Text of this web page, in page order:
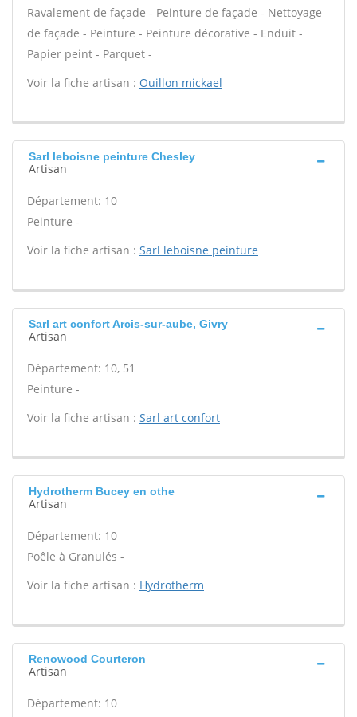
Ravalement de façade - Peinture de façade - Nettoyage
de façade - Peinture - Peinture décorative - Enduit -
Papier peint - Parquet -
Voir la fiche artisan : Ouillon mickael
Sarl leboisne peinture Chesley
Artisan
Département: 10
Peinture -
Voir la fiche artisan : Sarl leboisne peinture
Sarl art confort Arcis-sur-aube, Givry
Artisan
Département: 10, 51
Peinture -
Voir la fiche artisan : Sarl art confort
Hydrotherm Bucey en othe
Artisan
Département: 10
Poêle à Granulés -
Voir la fiche artisan : Hydrotherm
Renowood Courteron
Artisan
Département: 10